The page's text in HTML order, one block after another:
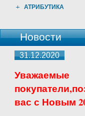
АТРИБУТИКА
Новости
31.12.2020
Уважаемые
вас с Новым